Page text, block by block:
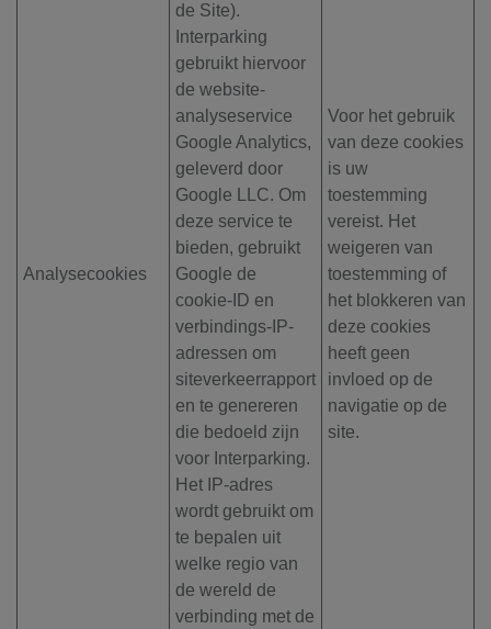
Analysecookies
de Site).
Interparking
gebruikt hiervoor
de website-
analyseservice
Google Analytics,
geleverd door
Google LLC. Om
deze service te
bieden, gebruikt
Google de
cookie-ID en
verbindings-IP-
adressen om
siteverkeerrapport
en te genereren
die bedoeld zijn
voor Interparking.
Het IP-adres
wordt gebruikt om
te bepalen uit
welke regio van
de wereld de
verbinding met de
Voor het gebruik
van deze cookies
is uw
toestemming
vereist. Het
weigeren van
toestemming of
het blokkeren van
deze cookies
heeft geen
invloed op de
navigatie op de
site.